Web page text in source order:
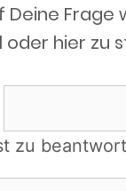
Deine Frage
oder hier zu
zu